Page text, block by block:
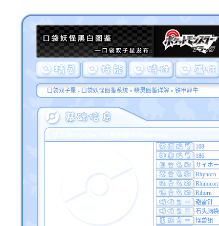
口袋双子星 - 口袋妖怪图鉴系统» 精灵图鉴详解» 铁甲犀牛
169
186
サイホ
Rhyhorn
Rihorn
避雷针
石头脑袋
怪兽组